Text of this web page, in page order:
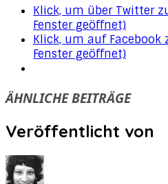
Klick, um über Twitter
Fenster geöffnet)
Klick, um auf
Fenster geöffnet)
ÄHNLICHE BEITRÄGE
Veröffentlicht von